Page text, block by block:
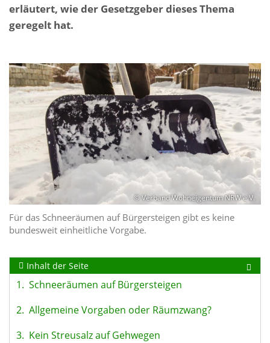
erläutert, wie der Gesetzgeber dieses Thema
geregelt hat.
© Verband Wohneigentum NRW e.V.
Für das Schneeräumen auf Bürgersteigen gibt es keine
bundesweit einheitliche Vorgabe.
Inhalt der Seite
1. Schneeräumen auf Bürgersteigen
2. Allgemeine Vorgaben oder Räumzwang?
3. Kein Streusalz auf Gehwegen